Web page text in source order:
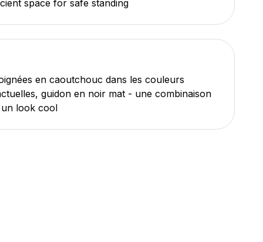
space for safe standing
en caoutchouc dans les couleurs
guidon en noir mat - une combinaison
look cool